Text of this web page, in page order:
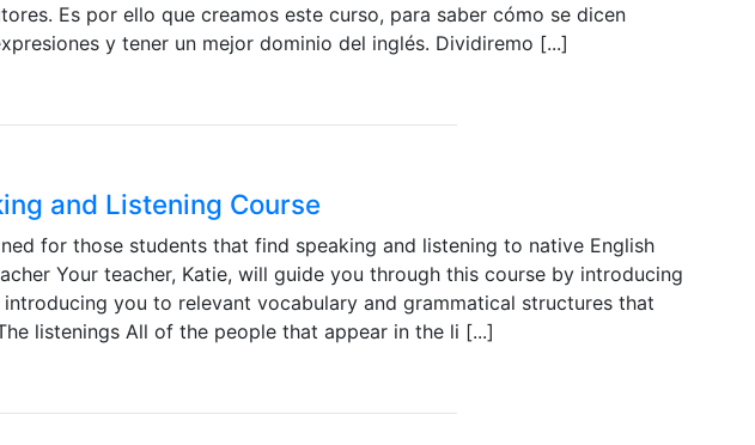
Es por ello que creamos este curso, para saber cómo se dicen
y tener un mejor dominio del inglés. Dividiremo [...]
and Listening Course
for those students that find speaking and listening to native English
Your teacher, Katie, will guide you through this course by introducing
you to relevant vocabulary and grammatical structures that
listenings All of the people that appear in the li [...]